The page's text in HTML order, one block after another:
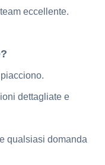
eccellente.
dettagliate e
qualsiasi domanda